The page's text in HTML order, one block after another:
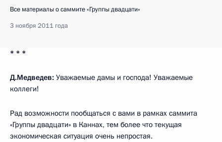
Все материалы о саммите «Группы двадцати»
3 ноября 2011 года
* * *
Д.Медведев: Уважаемые дамы и господа! Уважаемые
коллеги!
Рад возможности пообщаться с вами в рамках саммита
«Группы двадцати» в Каннах, тем более что текущая
экономическая ситуация очень непростая.